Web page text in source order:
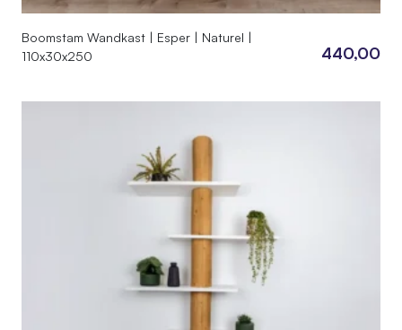
Boomstam Wandkast | Esper | Naturel |
110x30x250
440,00